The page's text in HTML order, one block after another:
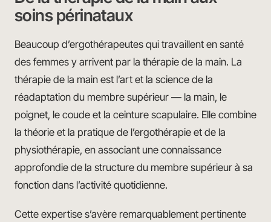
soins périnataux
Beaucoup d’ergothérapeutes qui travaillent en santé
des femmes y arrivent par la thérapie de la main. La
thérapie de la main est l’art et la science de la
réadaptation du membre supérieur — la main, le
poignet, le coude et la ceinture scapulaire. Elle combine
la théorie et la pratique de l’ergothérapie et de la
physiothérapie, en associant une connaissance
approfondie de la structure du membre supérieur à sa
fonction dans l’activité quotidienne.
Cette expertise s’avère remarquablement pertinente